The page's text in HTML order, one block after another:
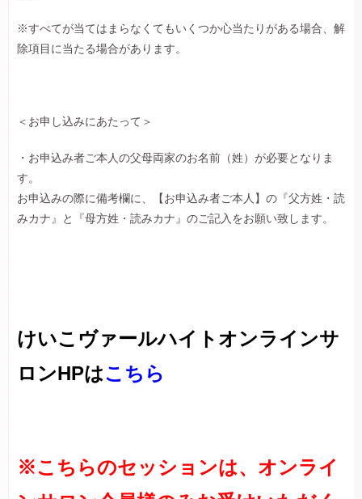
※すべてが当てはまらなくてもいくつか心当たりがある場合、解
除項目に当たる場合があります。
＜お申し込みにあたって＞
・お申込み者ご本人の父母両家のお名前（姓）が必要となりま
す。
お申込みの際に備考欄に、【お申込み者ご本人】の『父方姓・読
みカナ』と『母方姓・読みカナ』のご記入をお願い致します。
けいこヴァールハイトオンラインサ
ロンHPはこちら
※こちらのセッションは、オンライ